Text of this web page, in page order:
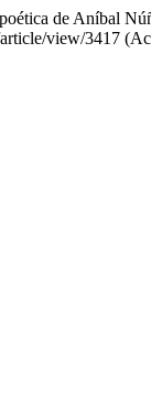
de Aníbal
view/3417